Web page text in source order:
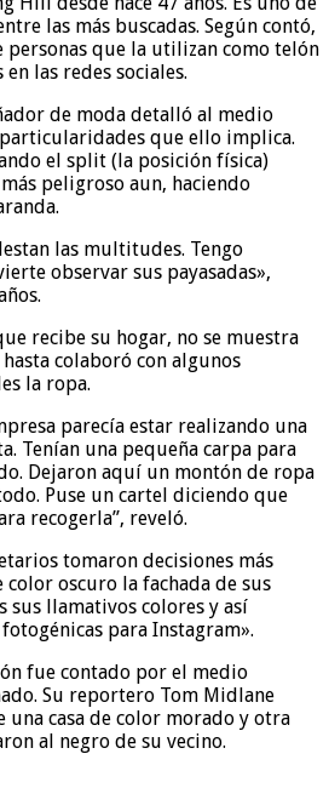
las más buscadas. Según contó,
personas que la utilizan como telón
las redes sociales.
de moda detalló al medio
que ello implica.
el split (la posición física)
peligroso aun, haciendo
las multitudes. Tengo
observar sus payasadas»,
recibe su hogar, no se muestra
colaboró con algunos
la ropa.
parecía estar realizando una
Tenían una pequeña carpa para
Dejaron aquí un montón de ropa
Puse un cartel diciendo que
recogerla”, reveló.
tomaron decisiones más
oscuro la fachada de sus
sus llamativos colores y así
para Instagram».
fue contado por el medio
Su reportero Tom Midlane
una casa de color morado y otra
al negro de su vecino.